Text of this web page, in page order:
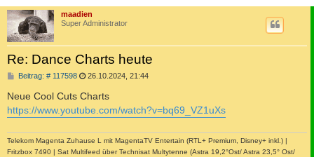
maadien
Super Administrator
Re: Dance Charts heute
Beitrag: # 117598B
i
t
r
a
26.10.2024, 21:44
Neue Cool Cuts Charts
https://www.youtube.com/watch?v=bq69_VZ1uXs
Telekom Magenta Zuhause L mit MagentaTV Entertain (RTL+ Premium, Disney+ inkl.) |
Fritzbox 7490 | Sat Multifeed über Technisat Multytenne (Astra 19,2°Ost/ Astra 23,5° Ost/